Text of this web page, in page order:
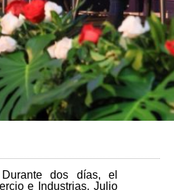
Durante dos días, el
e Industrias, Julio